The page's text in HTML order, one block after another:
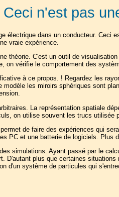
Ceci n'est pas
électrique dans un conducteur. Ceci
vraie expérience.
théorie. C'est un outil de
on vérifie le comportement des
à ce propos. ! Regardez les
les miroirs sphériques sont
La représentation spatiale
on utilise souvent les trucs
de faire des expériences qui
PC et une batterie de logiciels. Plus
simulations. Ayant passé par le
D'autant plus que certaines
d'un système de particules qui